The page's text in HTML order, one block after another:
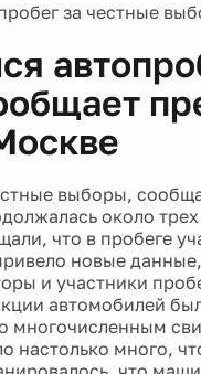
за честные
выборы,
около
что в пробеге
новые
и участники
автомобилей
многочисленным
настолько много,